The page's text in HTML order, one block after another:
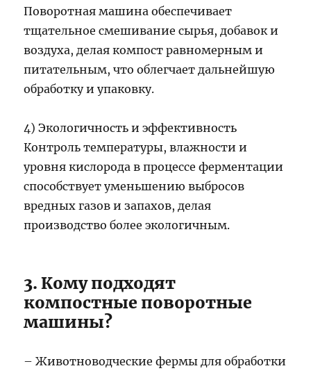
Поворотная машина обеспечивает
тщательное смешивание сырья, добавок и
воздуха, делая компост равномерным и
питательным, что облегчает дальнейшую
обработку и упаковку.
4) Экологичность и эффективность
Контроль температуры, влажности и
уровня кислорода в процессе ферментации
способствует уменьшению выбросов
вредных газов и запахов, делая
производство более экологичным.
3. Кому подходят
компостные поворотные
машины?
– Животноводческие фермы для обработки